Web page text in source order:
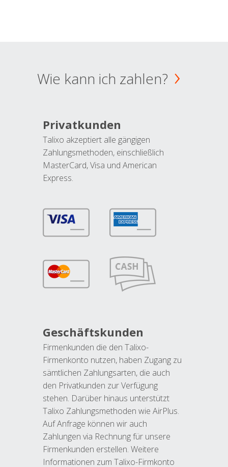
Wie kann ich zahlen?
Privatkunden
Talixo akzeptiert alle gängigen
Zahlungsmethoden, einschließlich
MasterCard, Visa und American
Express.
Geschäftskunden
Firmenkunden die den Talixo-
Firmenkonto nutzen, haben Zugang zu
sämtlichen Zahlungsarten, die auch
den Privatkunden zur Verfügung
stehen. Darüber hinaus unterstützt
Talixo Zahlungsmethoden wie AirPlus.
Auf Anfrage können wir auch
Zahlungen via Rechnung für unsere
Firmenkunden erstellen. Weitere
Informationen zum Talixo-Firmkonto